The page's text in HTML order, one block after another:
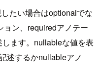
たい場合はoptionalでな
ョン、requiredアノテー
ます。nullableな値を表
述するかnullableアノ